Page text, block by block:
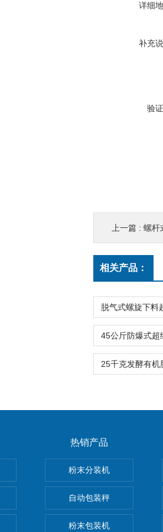
详细
补充
验
上一篇 : 螺杆
相关产品：
热销产品
粉末分装机
自动包装秤
粉末包装机